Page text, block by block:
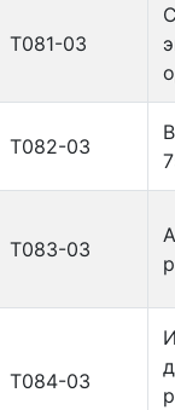
Т081-03
Т082-03
Т083-03
Т084-03